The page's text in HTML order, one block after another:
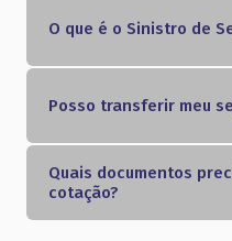
O que é o Sinistro de
Posso transferir meu
Quais documentos
cotação?